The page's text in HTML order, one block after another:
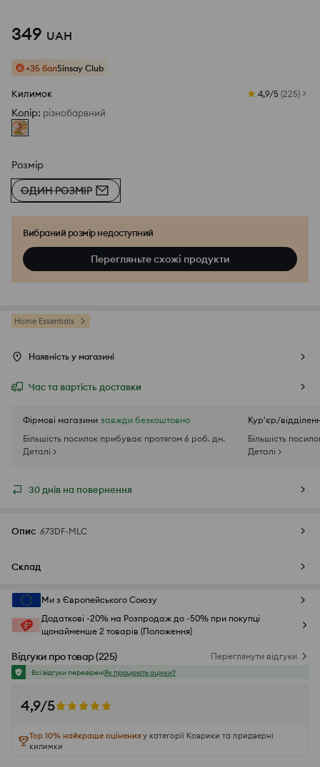
349 UAH
+35 балSinsay Club
Килимок 4,9/5 (225)
Колір: різнобарвний
Розмір
ОДИН РОЗМІР
Вибраний розмір недоступний
Перегляньте схожі продукти
Home Essentials
Наявність у магазині
Час та вартість доставки
Фірмові магазини завжди безкоштовно
Більшість посилок прибуває протягом 6 роб. дн.
Деталі >
Кур'єр/
Більшість
Деталі >
30 днів на повернення
Опис 673DF-MLC
Склад
Ми з Європейського Союзу
Додаткові -20% на Розпродаж до -50% при покупці
щонайменше 2 товарів (Положення)
Відгуки про товар(225) Переглянути відгуки
Всі відгуки перевіреніЯк працюють оцінки?
4,9/5
Top 10% найкраще оцінениху категорії Коврики та придверні
килимки